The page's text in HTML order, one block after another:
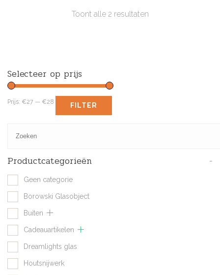
Toont alle 2 resultaten
Selecteer op prijs
FILTER
Prijs: €27 — €28
Productcategorieën -
Geen categorie
Borowski Glasobject
Buiten
Cadeauartikelen
Dreamlights glas
Houtsnijwerk